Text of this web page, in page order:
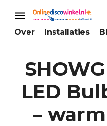
Over Installaties
LED
–